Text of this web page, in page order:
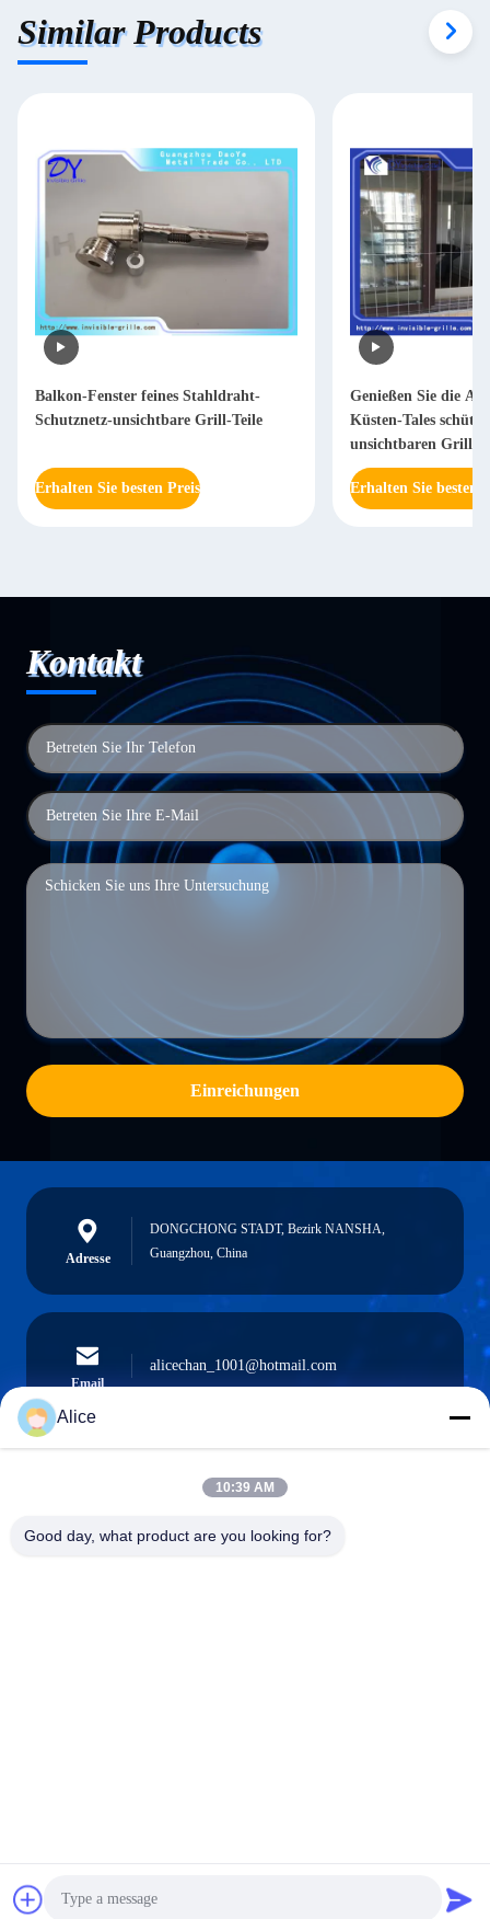
Erhalten Sie besten Preis
Similar Products
Balkon-Fenster feines Stahldraht-
Schutznetz-unsichtbare Grill-Teile
Erhalten Sie besten Preis
Genießen Sie die
Küsten-Tales
unsichtbaren Grill
Erhalten Sie besten
Kontakt
Einreichungen
Adresse
DONGCHONG STADT, Bezirk NANSHA,
Guangzhou, China
Email
alicechan_1001@hotmail.com
0086-15914233525
Ein Angebot bekommen
Alice
10:39 AM
Good day, what product are you looking for?